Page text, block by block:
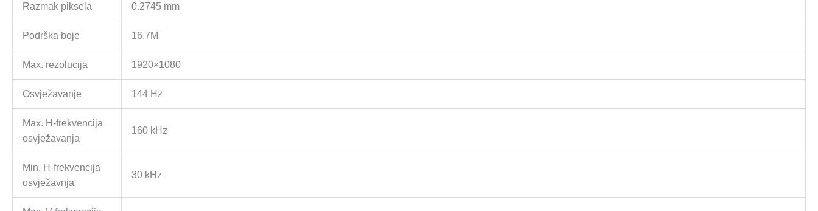
Razmak piksela 0.2745 mm
Podrška boje 16.7M
Max. rezolucija 1920×1080
Osvježavanje 144 Hz
Max. H-frekvencija
osvježavanja
160 kHz
Min. H-frekvencija
osvježavnja
30 kHz